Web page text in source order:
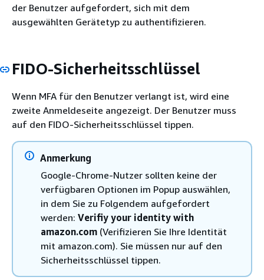
der Benutzer aufgefordert, sich mit dem
ausgewählten Gerätetyp zu authentifizieren.
FIDO-Sicherheitsschlüssel
Wenn MFA für den Benutzer verlangt ist, wird eine
zweite Anmeldeseite angezeigt. Der Benutzer muss
auf den FIDO-Sicherheitsschlüssel tippen.
Anmerkung
Google-Chrome-Nutzer sollten keine der
verfügbaren Optionen im Popup auswählen,
in dem Sie zu Folgendem aufgefordert
werden: Verifiy your identity with
amazon.com (Verifizieren Sie Ihre Identität
mit amazon.com). Sie müssen nur auf den
Sicherheitsschlüssel tippen.